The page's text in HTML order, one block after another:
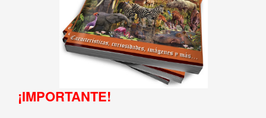
¡IMPORTANTE!